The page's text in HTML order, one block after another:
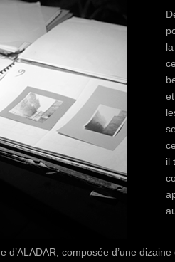
il
d’ALADAR, composée d’une